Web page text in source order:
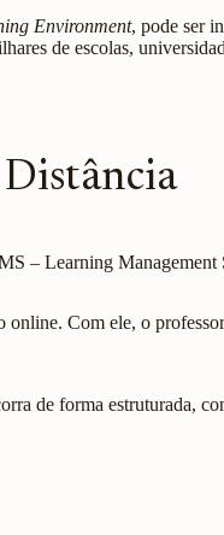
Environment, pode ser
de escolas,
– Learning Management
Com ele, o
de forma estruturada,